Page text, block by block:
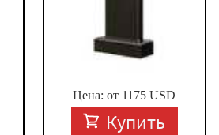
Цена: от 1175 USD
Купить